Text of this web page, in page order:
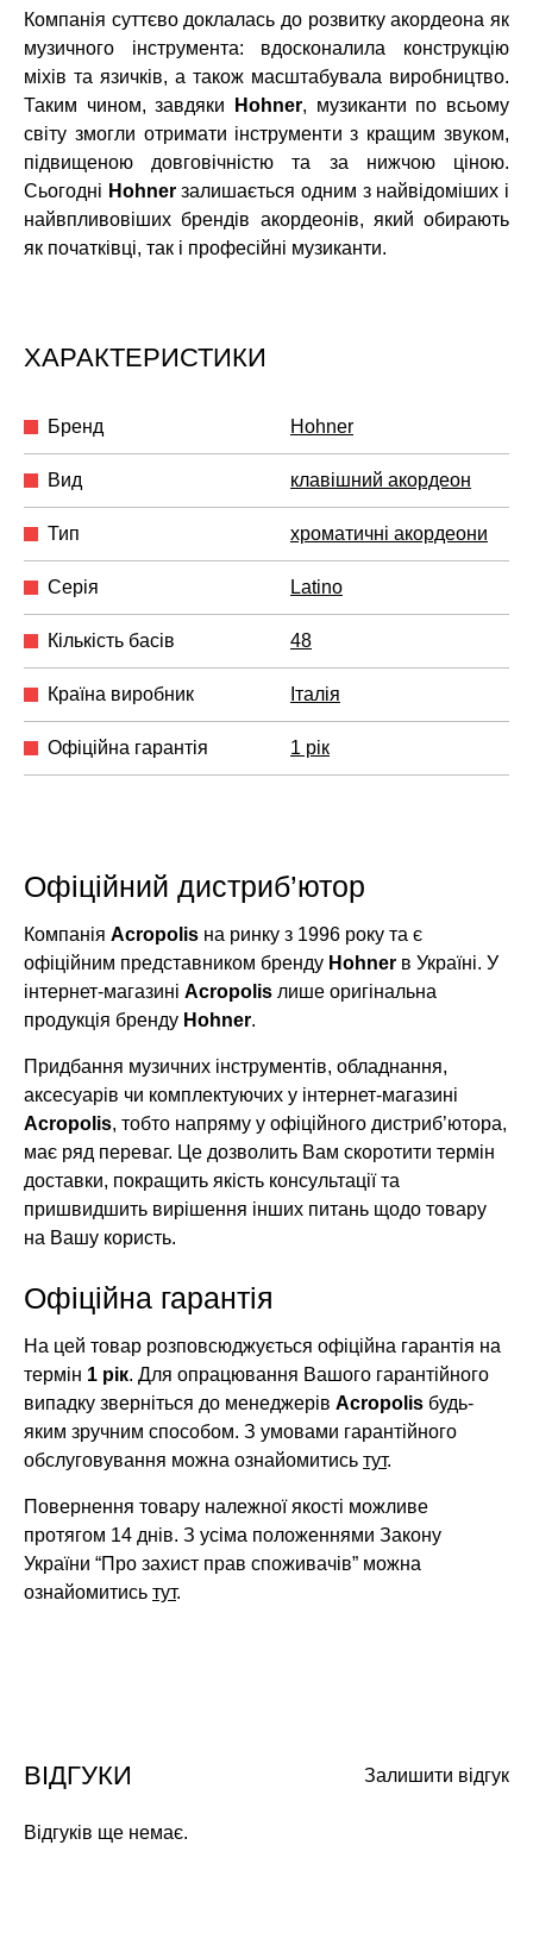
Компанія суттєво доклалась до розвитку акордеона як
музичного інструмента: вдосконалила конструкцію
міхів та язичків, а також масштабувала виробництво.
Таким чином, завдяки
Hohner, музиканти по всьому
світу змогли отримати інструменти з кращим звуком,
підвищеною довговічністю та за нижчою ціною.
Сьогодні Hohnerзалишається одним з найвідоміших і
найвпливовіших брендів акордеонів, який обирають
як початківці, так і професійні музиканти.
ХАРАКТЕРИСТИКИ
Бренд Hohner
Вид клавішний акордеон
Тип хроматичні акордеони
Серія Latino
Кількість басів 48
Країна виробник Італія
Офіційна гарантія 1 рік
Офіційний дистриб’ютор
Компанія Acropolis на ринку з 1996 року та є
офіційним представником бренду Hohner в Україні. У
інтернет-магазині Acropolis лише оригінальна
продукція бренду Hohner.
Придбання музичних інструментів, обладнання,
аксесуарів чи комплектуючих у інтернет-магазині
Acropolis, тобто напряму у офіційного дистриб’ютора,
має ряд переваг. Це дозволить Вам скоротити термін
доставки, покращить якість консультації та
пришвидшить вирішення інших питань щодо товару
на Вашу користь.
Офіційна гарантія
На цей товар розповсюджується офіційна гарантія на
термін 1 рік. Для опрацювання Вашого гарантійного
випадку зверніться до менеджерів Acropolis будь-
яким зручним способом. З умовами гарантійного
обслуговування можна ознайомитись тут.
Повернення товару належної якості можливе
протягом 14 днів. З усіма положеннями Закону
України “Про захист прав споживачів” можна
ознайомитись тут.
Залишити відгук
ВІДГУКИ
Відгуків ще немає.